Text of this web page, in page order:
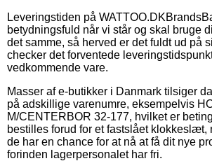
Leveringstiden på
betydningsfuld når vi står og skal bruge
det samme, så herved er det fuldt ud på
checker det forventede
vedkommende vare.
Masser af e-butikker i Danmark tilsiger
på adskillige varenumre, eksempelvis
M/CENTERBOR 32-177, hvilket er
bestilles forud for et fastslået klokkeslæt,
de har en chance for at nå at få dit nye
forinden lagerpersonalet har fri.